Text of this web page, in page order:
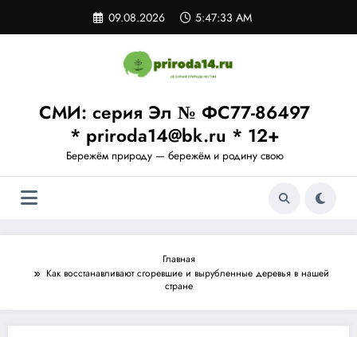
содержимому
09.08.2026 5:47:33 AM
СМИ: серия Эл № ФС77-86497
* priroda14@bk.ru * 12+
Бережём природу — бережём и родину свою
Главная
Как восстанавливают сгоревшие и вырубленные деревья в нашей
стране